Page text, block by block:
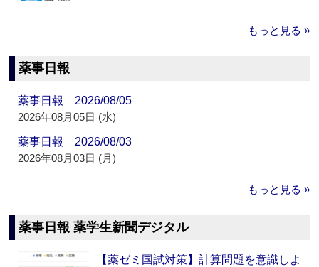
もっと見る »
薬事日報
薬事日報 2026/08/05
2026年08月05日 (水)
薬事日報 2026/08/03
2026年08月03日 (月)
もっと見る »
薬事日報 薬学生新聞デジタル
【薬ゼミ国試対策】計算問題を意識しよ